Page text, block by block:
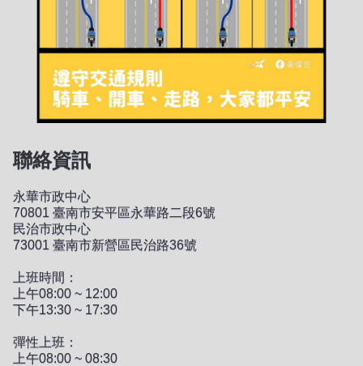
聯絡資訊
永華市政中心
70801 臺南市安平區永華路二段6號
民治市政中心
73001 臺南市新營區民治路36號
上班時間：
上午08:00 ~ 12:00
下午13:30 ~ 17:30
彈性上班：
上午08:00 ~ 08:30